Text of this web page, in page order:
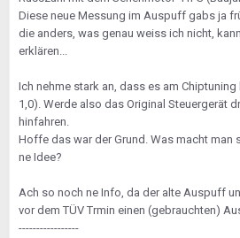
Diese neue Messung im Auspuff gabs ja
die anders, was genau weiss ich nicht,
erklären...
Ich nehme stark an, dass es am
1,0). Werde also das Original Steuergerät
hinfahren.
Hoffe das war der Grund. Was macht man
ne Idee?
Ach so noch ne Info, da der alte Auspuff
vor dem TÜV Trmin einen (gebrauchten)
-----------------